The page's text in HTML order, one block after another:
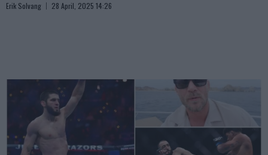
Erik Solvang 28 April, 2025 14:26